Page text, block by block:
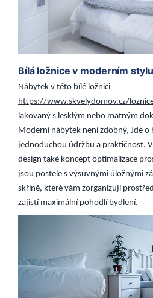
Bílá ložnice v moderním stylu
Nábytek v této bílé ložnici
https://www.skvelydomov.cz/
lakovaný s lesklým nebo matným
Moderní nábytek není zdobný, Jde o
jednoduchou údržbu a praktičnost.
design také koncept optimalizace
jsou postele s výsuvnými úložnými
skříně, které vám zorganizují
zajistí maximální pohodlí bydlení.